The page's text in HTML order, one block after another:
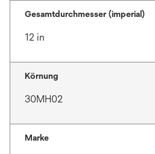
Gesamtdurchmesser (imperial)
12 in
Körnung
30MH02
Marke